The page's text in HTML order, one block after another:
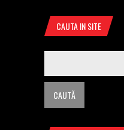
CAUTA IN SITE